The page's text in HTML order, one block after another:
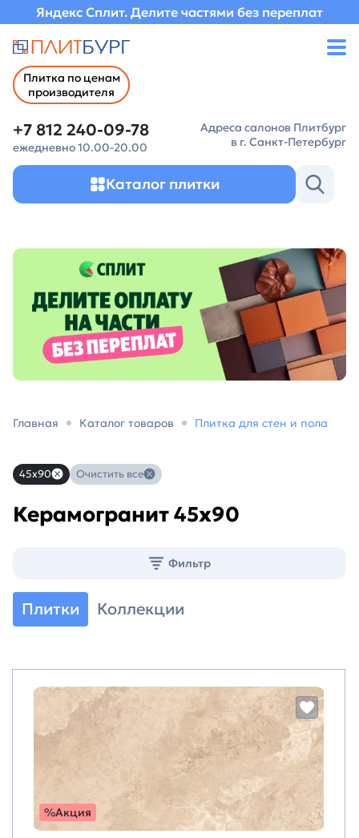
Яндекс Сплит. Делите частями без переплат
Плитка по ценам
производителя
+7 812 240-09-78
ежедневно 10.00-20.00
Адреса салонов Плитбург
в г. Санкт-Петербург
Каталог плитки
Главная Каталог товаров Плитка для стен и пола
45x90 Очистить все
Керамогранит 45х90
Фильтр
Плитки Коллекции
%Акция